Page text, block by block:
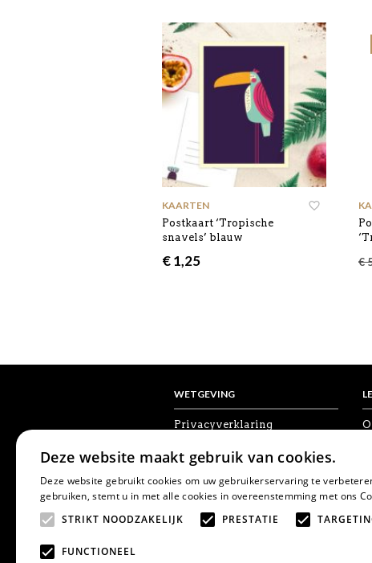
KAARTEN
Postkaart ‘Tropische
snavels’ blauw
€1,25 €
WETGEVING
Privacyverklaring
Disclaimer
Cookies
Herroepingsrecht
Deze website maakt gebruik van cookies.
Deze website gebruikt cookies om uw gebruikerservaring te
gebruiken, stemt u in met alle cookies in overeenstemming met ons
STRIKT NOODZAKELIJK
PRESTATIE
FUNCTIONEEL